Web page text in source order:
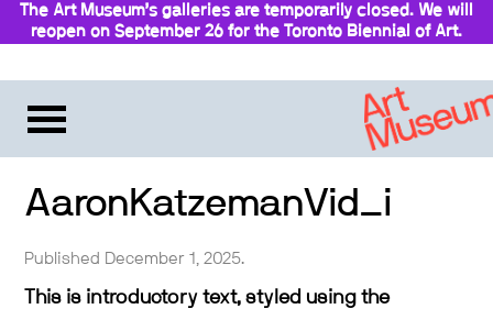
The Art Museum’s galleries are temporarily closed. We will
reopen on September 26 for the Toronto Biennial of Art.
AaronKatzemanVid_i
Published December 1, 2025.
This is introductory text, styled using the